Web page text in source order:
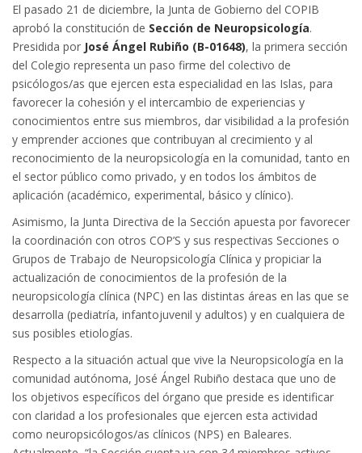
El pasado 21 de diciembre, la Junta de Gobierno del COPIB
aprobó la constitución de Sección de Neuropsicología.
Presidida por José Ángel Rubiño (B-01648), la primera sección
del Colegio representa un paso firme del colectivo de
psicólogos/as que ejercen esta especialidad en las Islas, para
favorecer la cohesión y el intercambio de experiencias y
conocimientos entre sus miembros, dar visibilidad a la profesión
y emprender acciones que contribuyan al crecimiento y al
reconocimiento de la neuropsicología en la comunidad, tanto en
el sector público como privado, y en todos los ámbitos de
aplicación (académico, experimental, básico y clínico).
Asimismo, la Junta Directiva de la Sección apuesta por favorecer
la coordinación con otros COP’S y sus respectivas Secciones o
Grupos de Trabajo de Neuropsicología Clínica y propiciar la
actualización de conocimientos de la profesión de la
neuropsicología clínica (NPC) en las distintas áreas en las que se
desarrolla (pediatría, infantojuvenil y adultos) y en cualquiera de
sus posibles etiologías.
Respecto a la situación actual que vive la Neuropsicología en la
comunidad autónoma, José Ángel Rubiño destaca que uno de
los objetivos específicos del órgano que preside es identificar
con claridad a los profesionales que ejercen esta actividad
como neuropsicólogos/as clínicos (NPS) en Baleares.